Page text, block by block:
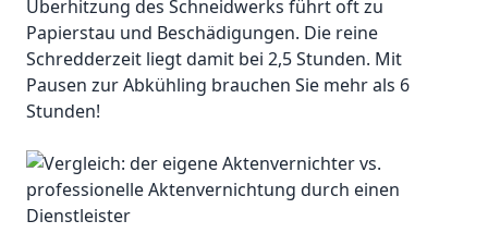
Überhitzung des Schneidwerks führt oft zu
Papierstau und Beschädigungen. Die reine
Schredderzeit liegt damit bei 2,5 Stunden. Mit
Pausen zur Abkühling brauchen Sie mehr als 6
Stunden!